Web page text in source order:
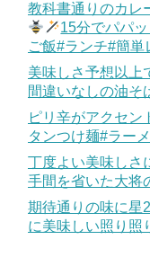
教科書通りのカレ
15分でパパ
ご飯#ランチ#簡単
美味しさ予想以上
間違いなしの油そ
ピリ辛がアクセン
タンつけ麺#ラー
丁度よい美味しさ
手間を省いた大将
期待通りの味に星
に美味しい照り照